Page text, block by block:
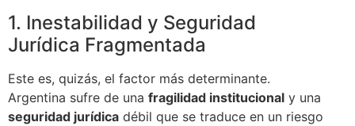
1. Inestabilidad y Seguridad
Jurídica Fragmentada
Este es, quizás, el factor más determinante.
Argentina sufre de una fragilidad institucional y una
seguridad jurídica débil que se traduce en un riesgo